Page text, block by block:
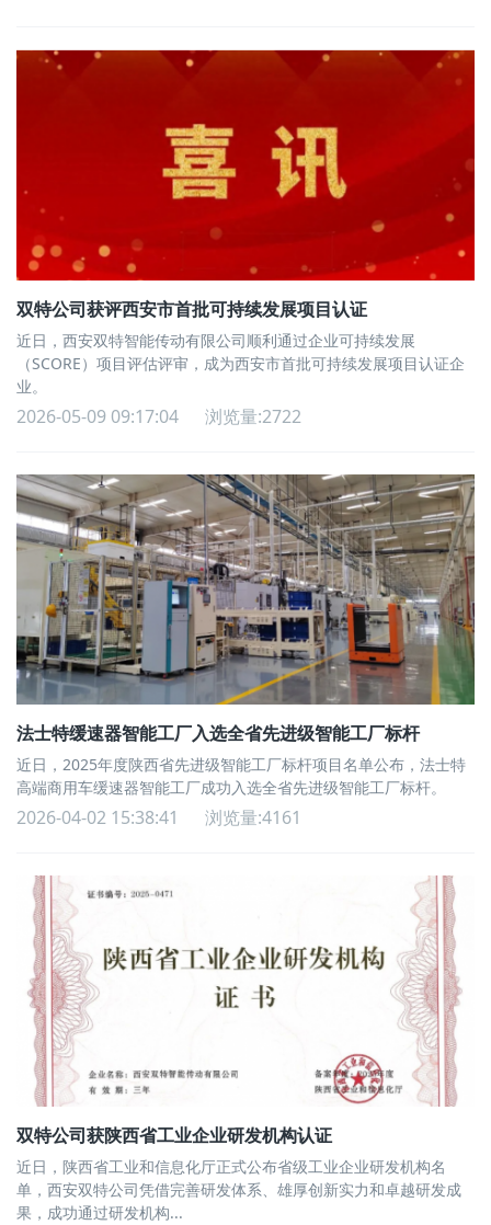
双特公司获评西安市首批可持续发展项目认证
近日，西安双特智能传动有限公司顺利通过企业可持续发展
（SCORE）项目评估评审，成为西安市首批可持续发展项目认证企
业。
2026-05-09 09:17:04 浏览量:2722
法士特缓速器智能工厂入选全省先进级智能工厂标杆
近日，2025年度陕西省先进级智能工厂标杆项目名单公布，法士特
高端商用车缓速器智能工厂成功入选全省先进级智能工厂标杆。
2026-04-02 15:38:41 浏览量:4161
双特公司获陕西省工业企业研发机构认证
近日，陕西省工业和信息化厅正式公布省级工业企业研发机构名
单，西安双特公司凭借完善研发体系、雄厚创新实力和卓越研发成
果，成功通过研发机构...